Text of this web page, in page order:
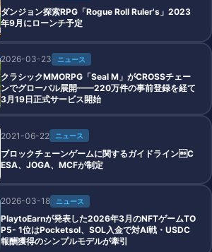
ダンジョン探索RPG「Rogue Roll Ruler's」2023
年9月にローンチ予定
2026-03-23 ニュース
クラシックMMORPG「Seal M」がCROSSチェー
ンでグローバル展開——220万件の事前登録を経て
3月19日正式サービス開始
2021-06-22 ニュース
ブロックチェーンゲームに関するガイドラインC
ESA、JOGA、MCFが制定
2026-03-18 ニュース
PlaytoEarnが発表した2026年3月のNFTゲームTO
P5- 1位はPocketsol、SOL入金で対AI戦・USDC
報酬獲得のシンプルモデルが牽引